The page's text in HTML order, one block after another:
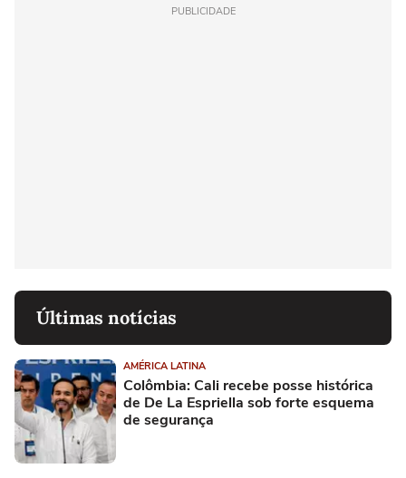
PUBLICIDADE
Últimas notícias
AMÉRICA LATINA
Colômbia: Cali recebe posse histórica
de De La Espriella sob forte esquema
de segurança